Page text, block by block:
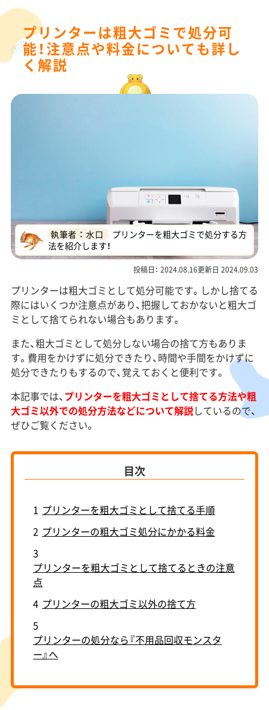
プリンターは粗大ゴミで処分可
能！注意点や料金についても詳し
く解説
執筆者 ： 水口
プリンターを粗大ゴミで処分する方
法を紹介します！
投稿日： 2024.08.16更新日 2024.09.03
プリンターは粗大ゴミとして処分可能です。しかし捨てる
際にはいくつか注意点があり、把握しておかないと粗大ゴ
ミとして捨てられない場合もあります。
また、粗大ゴミとして処分しない場合の捨て方もありま
す。費用をかけずに処分できたり、時間や手間をかけずに
処分できたりもするので、覚えておくと便利です。
本記事では、プリンターを粗大ゴミとして捨てる方法や粗
大ゴミ以外での処分方法などについて解説しているので、
ぜひご覧ください。
目次
1 プリンターを粗大ゴミとして捨てる手順
2 プリンターの粗大ゴミ処分にかかる料金
3
プリンターを粗大ゴミとして捨てるときの注意
点
4 プリンターの粗大ゴミ以外の捨て方
5
プリンターの処分なら『不用品回収モンスタ
ー』へ